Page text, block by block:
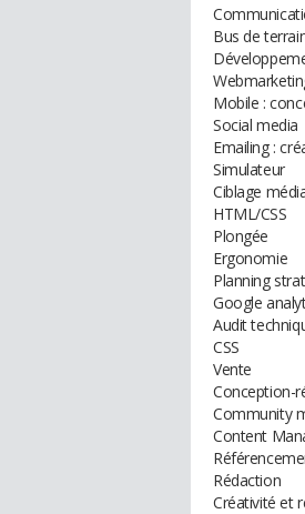
Bus de
Mobile :
Social media
Emailing :
Simulateur
Ciblage
HTML/CSS
Plongée
Ergonomie
Planning
Google
Audit
CSS
Vente
Conception-
Community
Content
Rédaction
Créativité et